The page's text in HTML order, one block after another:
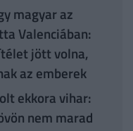
magyar az
Valenciában:
jött volna,
az emberek
ekkora vihar:
nem marad